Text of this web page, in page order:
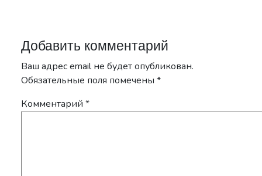
Добавить комментарий
Ваш адрес email не будет опубликован.
Обязательные поля помечены *
Комментарий *